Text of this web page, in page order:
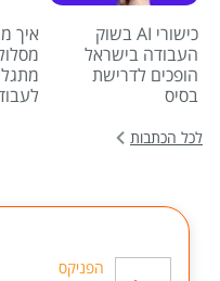
כישורי AI בשוק
העבודה בישראל
הופכים לדרישת
בסיס
איך
לכל הכתבות
הפניקס